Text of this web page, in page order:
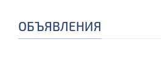
ОБЪЯВЛЕНИЯ